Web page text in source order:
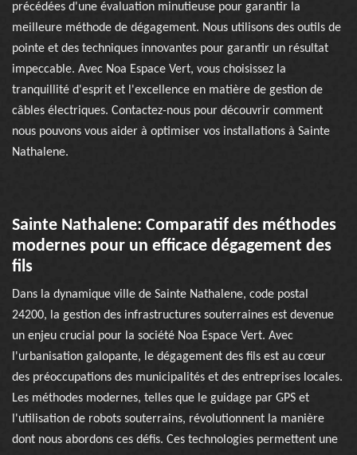
précédées d'une évaluation minutieuse pour garantir la
meilleure méthode de dégagement. Nous utilisons des outils de
pointe et des techniques innovantes pour garantir un résultat
impeccable. Avec Noa Espace Vert, vous choisissez la
tranquillité d'esprit et l'excellence en matière de gestion de
câbles électriques. Contactez-nous pour découvrir comment
nous pouvons vous aider à optimiser vos installations à Sainte
Nathalene.
Sainte Nathalene: Comparatif des méthodes
modernes pour un efficace dégagement des
fils
Dans la dynamique ville de Sainte Nathalene, code postal
24200, la gestion des infrastructures souterraines est devenue
un enjeu crucial pour la société Noa Espace Vert. Avec
l'urbanisation galopante, le dégagement des fils est au cœur
des préoccupations des municipalités et des entreprises locales.
Les méthodes modernes, telles que le guidage par GPS et
l'utilisation de robots souterrains, révolutionnent la manière
dont nous abordons ces défis. Ces technologies permettent une